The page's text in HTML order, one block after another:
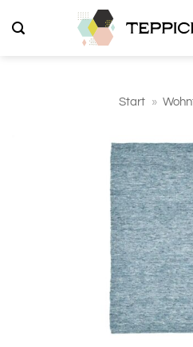
Inhalt
Start »